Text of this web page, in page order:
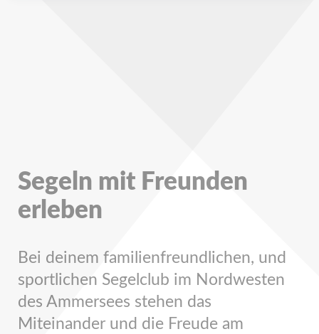
Segeln mit Freunden
erleben
Bei deinem familienfreundlichen, und
sportlichen Segelclub im Nordwesten
des Ammersees stehen das
Miteinander und die Freude am